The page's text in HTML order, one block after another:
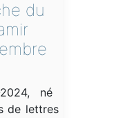
du
né à
de lettres à